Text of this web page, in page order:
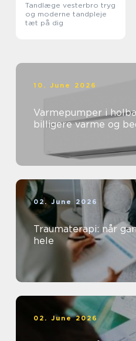
Tandlæge vesterbro tryg
og moderne tandpleje
tæt på dig
10. June 2026
Varmepumper i
billigere varme og
02. June 2026
Traumaterapi: når
hele
02. June 2026